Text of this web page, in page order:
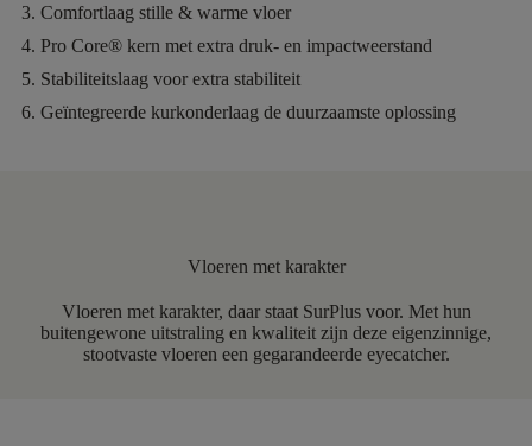
Comfortlaag stille & warme vloer
Pro Core® kern met extra druk- en impactweerstand
Stabiliteitslaag voor extra stabiliteit
Geïntegreerde kurkonderlaag de duurzaamste oplossing
Vloeren met karakter
Vloeren met karakter, daar staat SurPlus voor. Met hun
buitengewone uitstraling en kwaliteit zijn deze eigenzinnige,
stootvaste vloeren een gegarandeerde eyecatcher.